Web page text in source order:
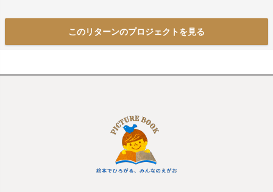
このリターンのプロジェクトを見る